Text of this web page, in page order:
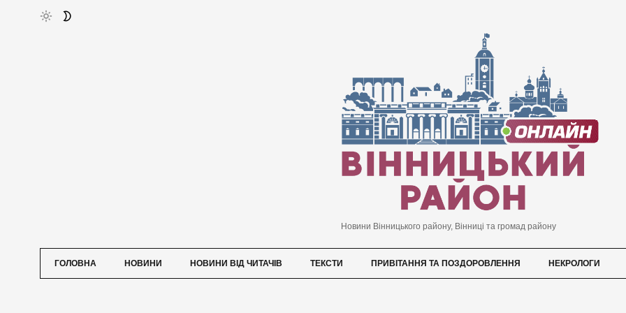
Новини Вінницького району, Вінниці та громад району
ГОЛОВНА НОВИНИ НОВИНИ ВІД ЧИТАЧІВ ТЕКСТИ ПРИВІТАННЯ ТА ПОЗДОРОВЛЕННЯ НЕКРОЛОГИ